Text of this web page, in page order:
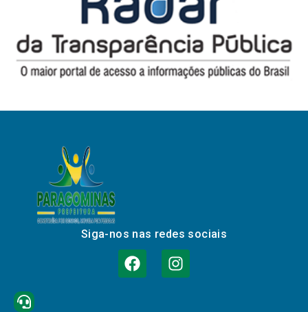
Siga-nos nas redes sociais